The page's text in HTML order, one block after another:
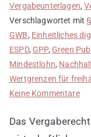
Vergabeunterlagen,
Verschlagwortet mit
GWB, Einheitliches
ESPD, GPP, Green
Mindestlohn,
Wertgrenzen für
Keine Kommentarezu
im
Das